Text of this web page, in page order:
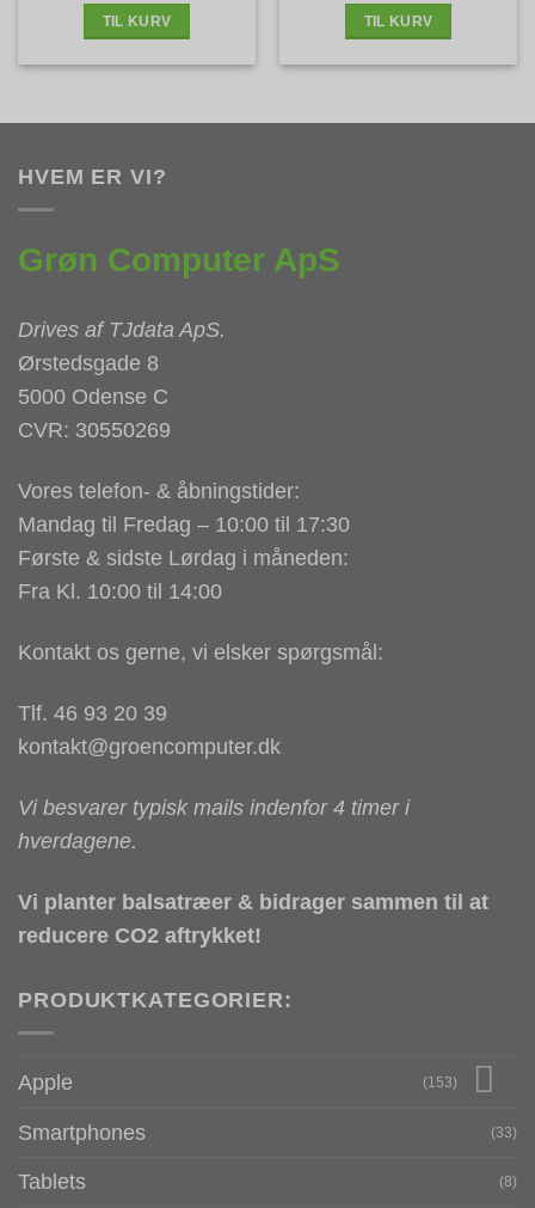
TIL KURV TIL KURV
HVEM ER VI?
Grøn Computer ApS
Drives af TJdata ApS.
Ørstedsgade 8
5000 Odense C
CVR: 30550269
Vores telefon- & åbningstider:
Mandag til Fredag – 10:00 til 17:30
Første & sidste Lørdag i måneden:
Fra Kl. 10:00 til 14:00
Kontakt os gerne, vi elsker spørgsmål:
Tlf. 46 93 20 39
kontakt@groencomputer.dk
Vi besvarer typisk mails indenfor 4 timer i
hverdagene.
Vi planter balsatræer & bidrager sammen til at
reducere CO2 aftrykket!
PRODUKTKATEGORIER:
Apple (153)
Smartphones (33)
Tablets (8)